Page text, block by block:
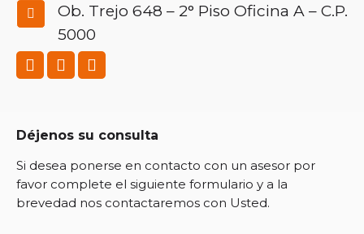
Ob. Trejo 648 – 2° Piso Oficina A – C.P.
5000
Facebook
InstagramLinkedin
Déjenos su consulta
Si desea ponerse en contacto con un asesor por
favor complete el siguiente formulario y a la
brevedad nos contactaremos con Usted.